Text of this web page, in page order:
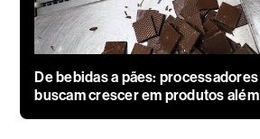
De bebidas a pães:
buscam crescer em produtos